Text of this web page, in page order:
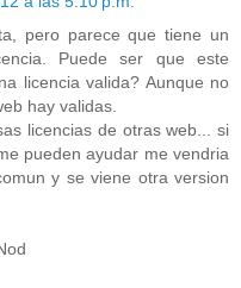
pero parece que tiene un
Puede ser que este
licencia valida? Aunque no
hay validas.
licencias de otras web... si
pueden ayudar me vendria
y se viene otra version